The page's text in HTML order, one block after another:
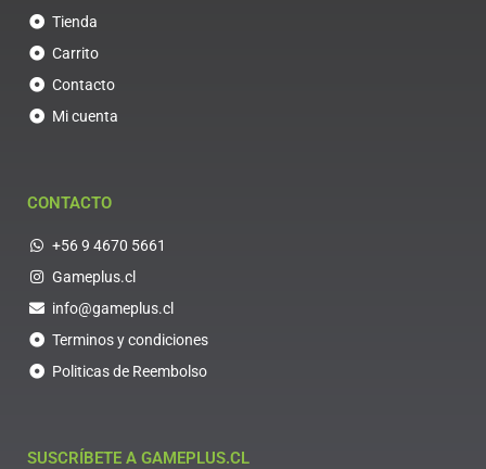
Tienda
Carrito
Contacto
Mi cuenta
CONTACTO
+56 9 4670 5661
Gameplus.cl
info@gameplus.cl
Terminos y condiciones
Politicas de Reembolso
SUSCRÍBETE A GAMEPLUS.CL